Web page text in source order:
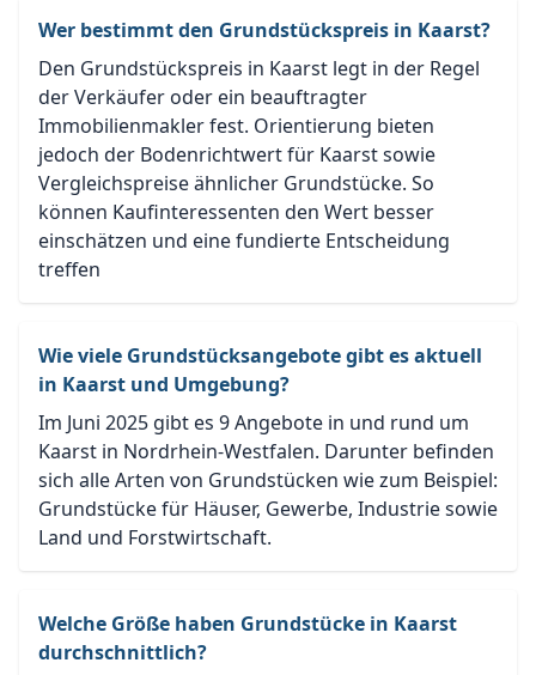
Wer bestimmt den Grundstückspreis in Kaarst?
Den Grundstückspreis in Kaarst legt in der Regel
der Verkäufer oder ein beauftragter
Immobilienmakler fest. Orientierung bieten
jedoch der Bodenrichtwert für Kaarst sowie
Vergleichspreise ähnlicher Grundstücke. So
können Kaufinteressenten den Wert besser
einschätzen und eine fundierte Entscheidung
treffen
Wie viele Grundstücksangebote gibt es aktuell
in Kaarst und Umgebung?
Im Juni 2025 gibt es 9 Angebote in und rund um
Kaarst in Nordrhein-Westfalen. Darunter befinden
sich alle Arten von Grundstücken wie zum Beispiel:
Grundstücke für Häuser, Gewerbe, Industrie sowie
Land und Forstwirtschaft.
Welche Größe haben Grundstücke in Kaarst
durchschnittlich?